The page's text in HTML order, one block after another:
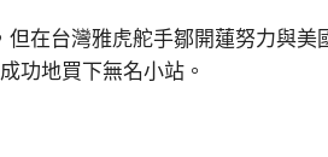
在台灣雅虎舵手鄒開蓮努力與美
功地買下無名小站。